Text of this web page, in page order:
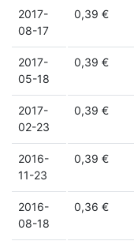
2017-
08-17
0,39 €
2017-
05-18
0,39 €
2017-
02-23
0,39 €
2016-
11-23
0,39 €
2016-
08-18
0,36 €